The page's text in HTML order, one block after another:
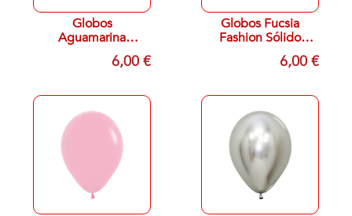
Globos
Aguamarina
Fashion Sólido
13cm Sempertex
6,00 €
Globos Fucsia
Fashion Sólido
13cm Sempertex
R5-012 (100)6,00 €